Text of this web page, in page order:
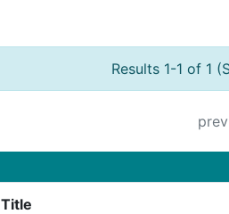
Results 1-1 of 1
Title